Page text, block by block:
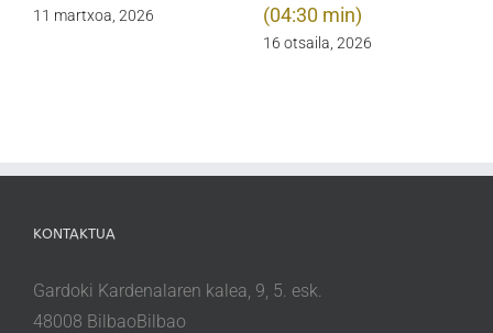
11 martxoa, 2026
(04:30 min)
16 otsaila, 2026
KONTAKTUA
Gardoki Kardenalaren kalea, 9, 5. esk.
48008 BilbaoBilbao